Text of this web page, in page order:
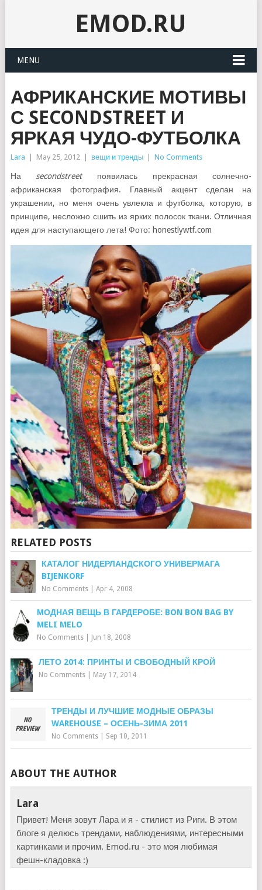
EMOD.RU
MENU
АФРИКАНСКИЕ МОТИВЫ
С SECONDSTREET И
ЯРКАЯ ЧУДО-ФУТБОЛКА
Lara May 25, 2012 вещи и тренды No Comments
На secondstreetпоявилась прекрасная солнечно-
африканская фотография. Главный акцент сделан на
украшении, но меня очень увлекла и футболка, которую, в
принципе, несложно сшить из ярких полосок ткани. Отличная
идея для наступающего лета! Фото: honestlywtf.com
RELATED POSTS
КАТАЛОГ НИДЕРЛАНДСКОГО УНИВЕРМАГА
BIJENKORF
No Comments| Apr 4, 2008
МОДНАЯ ВЕЩЬ В ГАРДЕРОБЕ: BON BON BAG BY
MELI MELO
No Comments| Jun 18, 2008
ЛЕТО 2014: ПРИНТЫ И СВОБОДНЫЙ КРОЙ
No Comments| May 17, 2014
ТРЕНДЫ И ЛУЧШИЕ МОДНЫЕ ОБРАЗЫ
WAREHOUSE – ОСЕНЬ-ЗИМА 2011
No Comments| Sep 10, 2011
ABOUT THE AUTHOR
Lara
Привет! Меня зовут Лара и я - стилист из Риги. В этом
блоге я делюсь трендами, наблюдениями, интересными
картинками и прочим. Emod.ru - это моя любимая
фешн-кладовка :)